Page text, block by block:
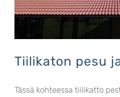
Tiilikaton pesu
Tässä kohteessa tiilikatto